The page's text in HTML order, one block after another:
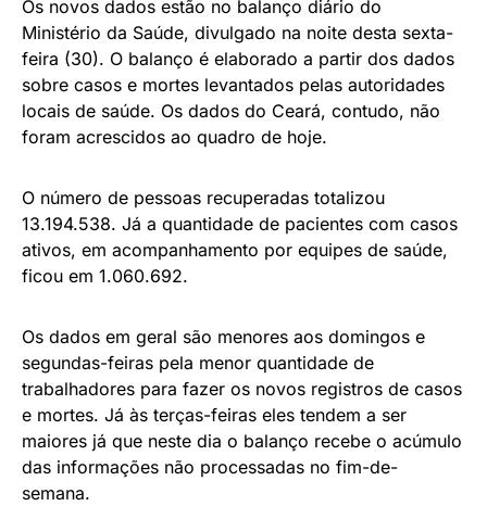
Os novos dados estão no balanço diário do
Ministério da Saúde, divulgado na noite desta sexta-
feira (30). O balanço é elaborado a partir dos dados
sobre casos e mortes levantados pelas autoridades
locais de saúde. Os dados do Ceará, contudo, não
foram acrescidos ao quadro de hoje.
O número de pessoas recuperadas totalizou
13.194.538. Já a quantidade de pacientes com casos
ativos, em acompanhamento por equipes de saúde,
ficou em 1.060.692.
Os dados em geral são menores aos domingos e
segundas-feiras pela menor quantidade de
trabalhadores para fazer os novos registros de casos
e mortes. Já às terças-feiras eles tendem a ser
maiores já que neste dia o balanço recebe o acúmulo
das informações não processadas no fim-de-
semana.